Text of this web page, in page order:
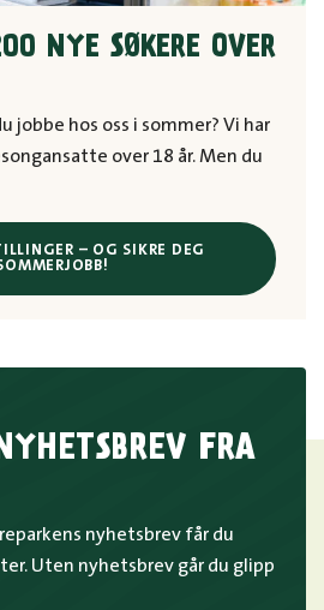
NYE SØKERE OVER
jobbe hos oss i sommer? Vi har
over 18 år. Men du
– OG SIKRE DEG
FRA
nyhetsbrev får du
Uten nyhetsbrev går du glipp